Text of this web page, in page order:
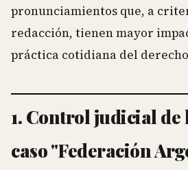
pronunciamientos que, a
redacción, tienen mayor
práctica cotidiana del
1. Control judicial de
caso "Federación